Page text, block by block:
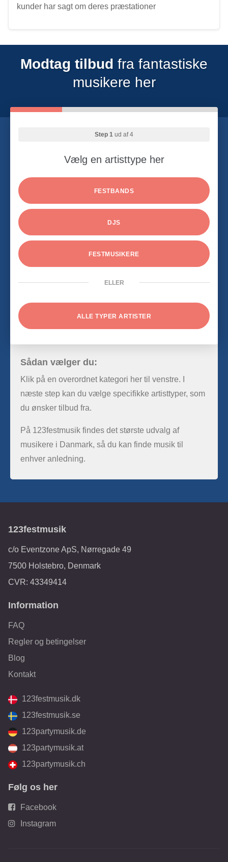
kunder har sagt om deres præstationer
Modtag tilbud fra fantastiske
musikere her
Step 1 ud af 4
Vælg en artisttype her
FESTBANDS
DJS
FESTMUSIKERE
ELLER
ALLE TYPER ARTISTER
Sådan vælger du:
Klik på en overordnet kategori her til venstre. I
næste step kan du vælge specifikke artisttyper, som
du ønsker tilbud fra.
På 123festmusik findes det største udvalg af
musikere i Danmark, så du kan finde musik til
enhver anledning.
123festmusik
c/o Eventzone ApS, Nørregade 49
7500 Holstebro, Denmark
CVR: 43349414
Information
FAQ
Regler og betingelser
Blog
Kontakt
123festmusik.dk
123festmusik.se
123partymusik.de
123partymusik.at
123partymusik.ch
Følg os her
Facebook
Instagram